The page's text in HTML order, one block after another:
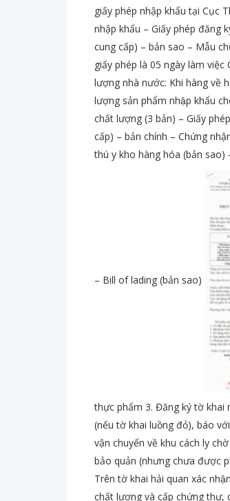
giấy phép nhập khẩu tại Cục
nhập khẩu – Giấy phép đăng
cung cấp) – bản sao – Mẫu
giấy phép là 05 ngày làm
lượng nhà nước: Khi hàng về
lượng sản phẩm nhập khẩu
chất lượng (3 bản) – Giấy
cấp) – bản chính – Chứng
thú y kho hàng hóa (bản sao)
– Bill of lading (bản sao)
thực phẩm 3. Đăng ký tờ khai
(nếu tờ khai luồng đỏ), báo
vận chuyển về khu cách ly
bảo quản (nhưng chưa được
Trên tờ khai hải quan xác
chất lượng và cấp chứng thư,